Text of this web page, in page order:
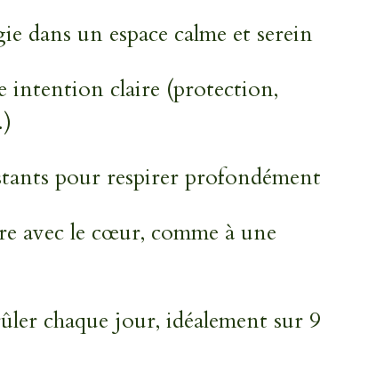
dans un espace calme et serein
intention claire (protection,
pour respirer profondément
avec le cœur, comme à une
chaque jour, idéalement sur 9